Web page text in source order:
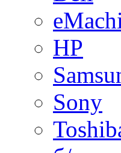
HP
Sony